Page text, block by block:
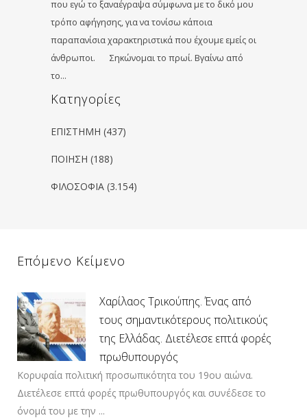
που εγώ το ξαναέγραψα σύμφωνα με το δικό μου
τρόπο αφήγησης, για να τονίσω κάποια
παραπανίσια χαρακτηριστικά που έχουμε εμείς οι
άνθρωποι. Σηκώνομαι το πρωί. Βγαίνω από
το…
Kατηγορίες
ΕΠΙΣΤΗΜΗ (437)
ΠΟΙΗΣΗ (188)
ΦΙΛΟΣΟΦΙΑ (3.154)
Επόμενο Κείμενο
Χαρίλαος Τρικούπης. Ένας από
τους σημαντικότερους πολιτικούς
της Ελλάδας. Διετέλεσε επτά φορές
πρωθυπουργός
Κορυφαία πολιτική προσωπικότητα του 19ου αιώνα.
Διετέλεσε επτά φορές πρωθυπουργός και συνέδεσε το
όνομά του με την ...